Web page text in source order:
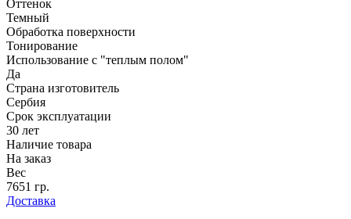
Оттенок
Темный
Обработка поверхности
Тонирование
Использование с "теплым полом"
Да
Страна изготовитель
Сербия
Срок эксплуатации
30 лет
Наличие товара
На заказ
Вес
7651 гр.
Доставка